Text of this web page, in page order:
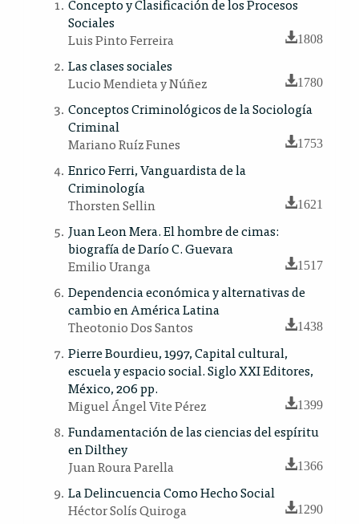
Concepto y Clasificación de los Procesos
Sociales
Luis Pinto Ferreira
1808
Las clases sociales
Lucio Mendieta y Núñez
1780
Conceptos Criminológicos de la Sociología
Criminal
Mariano Ruíz Funes
1753
Enrico Ferri, Vanguardista de la
Criminología
Thorsten Sellin
1621
Juan Leon Mera. El hombre de cimas:
biografía de Darío C. Guevara
Emilio Uranga
1517
Dependencia económica y alternativas de
cambio en América Latina
Theotonio Dos Santos
1438
Pierre Bourdieu, 1997, Capital cultural,
escuela y espacio social. Siglo XXI Editores,
México, 206 pp.
Miguel Ángel Vite Pérez
1399
Fundamentación de las ciencias del espíritu
en Dilthey
Juan Roura Parella
1366
La Delincuencia Como Hecho Social
Héctor Solís Quiroga
1290